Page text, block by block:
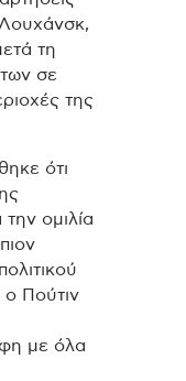
τη
σε
της
ότι
ομιλία
Πούτιν
με όλα